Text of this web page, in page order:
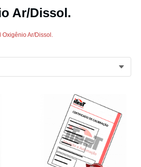
Ar/Dissol.
Oxigênio Ar/Dissol.